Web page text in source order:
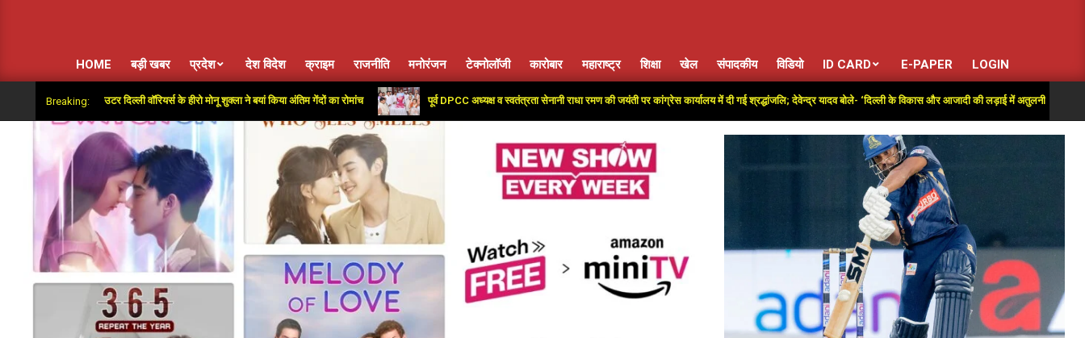
Primary
Navigation
HOME बड़ी खबर प्रदेश देश विदेश क्राइम राजनीति मनोरंजन टेक्नोलॉजी कारोबार महाराष्ट्र शिक्षा खेल संपादकीय विडियो ID CARD E-PAPER LOGIN
Breaking:
के बाद आउटर दिल्ली वॉरियर्स के हीरो मोनू शुक्ला ने बयां किया अंतिम गेंदों का रोमांच पूर्व DPCC अध्यक्ष व स्वतंत्रता सेनानी राधा रमण की जयंती पर कांग्रेस कार्यालय में दी गई श्रद्धांजलि; देवेन्द्र यादव बोले- ‘दिल्ली के विकास और आजादी की लड़ाई में अतुलनीय योगदान’